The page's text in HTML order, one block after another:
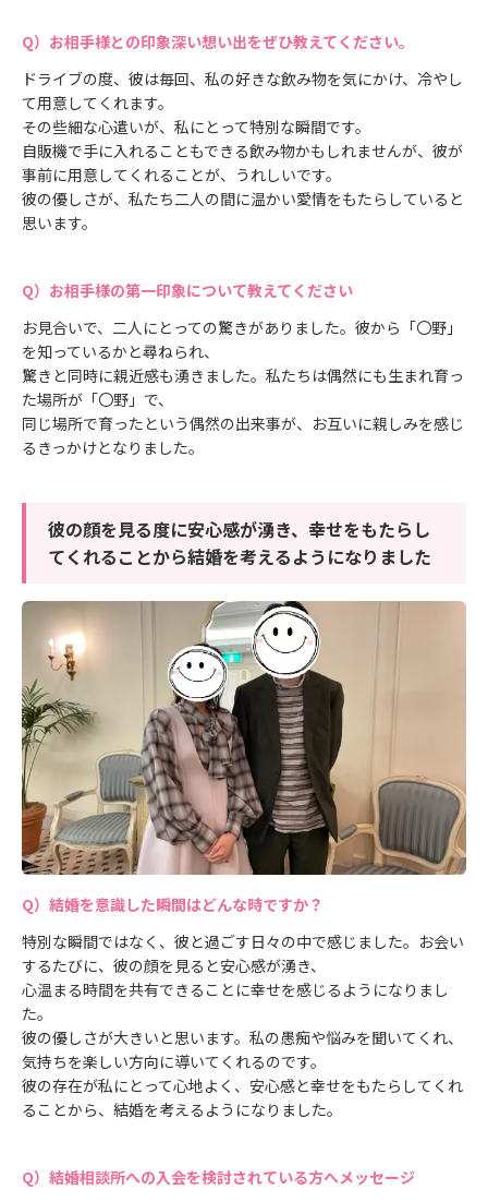
お相手様との印象深い想い出をぜひ教えてください。
ドライブの度、彼は毎回、私の好きな飲み物を気にかけ、冷やし
て用意してくれます。
その些細な心遣いが、私にとって特別な瞬間です。
自販機で手に入れることもできる飲み物かもしれませんが、彼が
事前に用意してくれることが、うれしいです。
彼の優しさが、私たち二人の間に温かい愛情をもたらしていると
思います。
お相手様の第一印象について教えてください
お見合いで、二人にとっての驚きがありました。彼から「〇野」
を知っているかと尋ねられ、
驚きと同時に親近感も湧きました。私たちは偶然にも生まれ育っ
た場所が「〇野」で、
同じ場所で育ったという偶然の出来事が、お互いに親しみを感じ
るきっかけとなりました。
彼の顔を見る度に安心感が湧き、幸せをもたらし
てくれることから結婚を考えるようになりました
結婚を意識した瞬間はどんな時ですか？
特別な瞬間ではなく、彼と過ごす日々の中で感じました。お会い
するたびに、彼の顔を見ると安心感が湧き、
心温まる時間を共有できることに幸せを感じるようになりまし
た。
彼の優しさが大きいと思います。私の愚痴や悩みを聞いてくれ、
気持ちを楽しい方向に導いてくれるのです。
彼の存在が私にとって心地よく、安心感と幸せをもたらしてくれ
ることから、結婚を考えるようになりました。
結婚相談所への入会を検討されている方へメッセージ